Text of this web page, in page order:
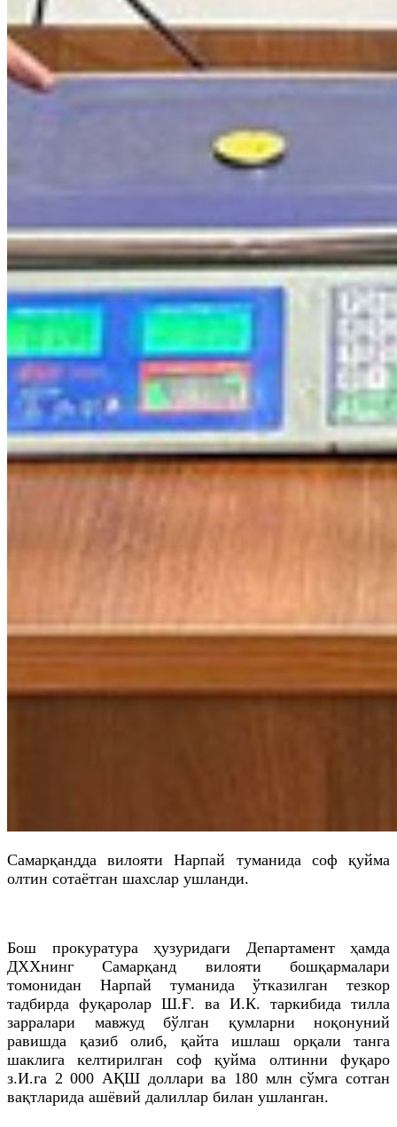
Самарқандда вилояти Нарпай туманида соф қуйма
олтин сотаётган шахслар ушланди.
Бош прокуратура ҳузуридаги Департамент ҳамда
ДХХнинг Самарқанд вилояти бошқармалари
томонидан Нарпай туманида ўтказилган тезкор
тадбирда фуқаролар Ш.Ғ. ва И.К. таркибида тилла
зарралари мавжуд бўлган қумларни ноқонуний
равишда қазиб олиб, қайта ишлаш орқали танга
шаклига келтирилган соф қуйма олтинни фуқаро
з.И.га 2 000 АҚШ доллари ва 180 млн сўмга сотган
вақтларида ашёвий далиллар билан ушланган.